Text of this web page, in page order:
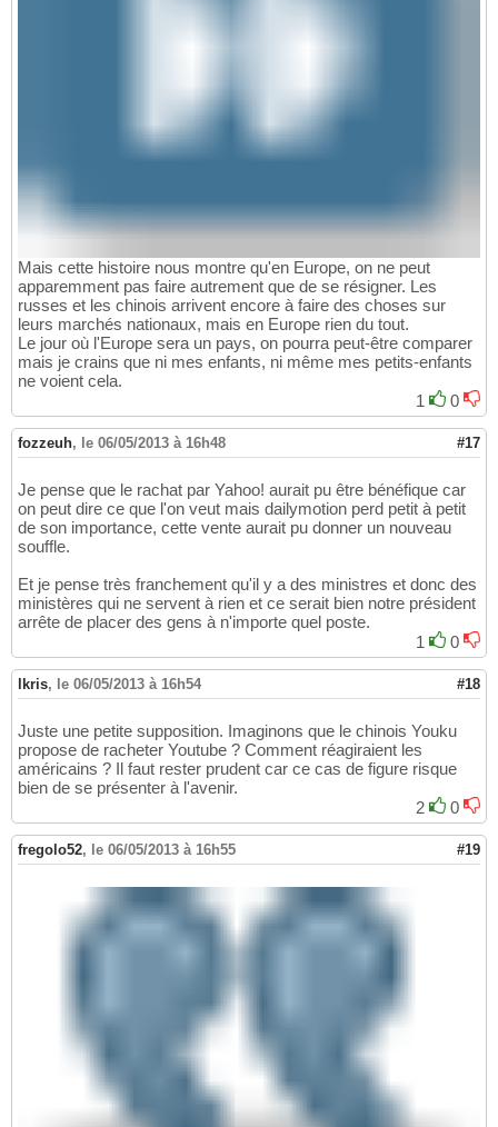
Mais cette histoire nous montre qu'en Europe, on ne peut
apparemment pas faire autrement que de se résigner. Les
russes et les chinois arrivent encore à faire des choses sur
leurs marchés nationaux, mais en Europe rien du tout.
Le jour où l'Europe sera un pays, on pourra peut-être comparer
mais je crains que ni mes enfants, ni même mes petits-enfants
ne voient cela.
1
0
fozzeuh, le 06/05/2013 à 16h48 #17
Je pense que le rachat par Yahoo! aurait pu être bénéfique car
on peut dire ce que l'on veut mais dailymotion perd petit à petit
de son importance, cette vente aurait pu donner un nouveau
souffle.
Et je pense très franchement qu'il y a des ministres et donc des
ministères qui ne servent à rien et ce serait bien notre président
arrête de placer des gens à n'importe quel poste.
1
0
lkris, le 06/05/2013 à 16h54 #18
Juste une petite supposition. Imaginons que le chinois Youku
propose de racheter Youtube ? Comment réagiraient les
américains ? Il faut rester prudent car ce cas de figure risque
bien de se présenter à l'avenir.
2
0
fregolo52, le 06/05/2013 à 16h55 #19